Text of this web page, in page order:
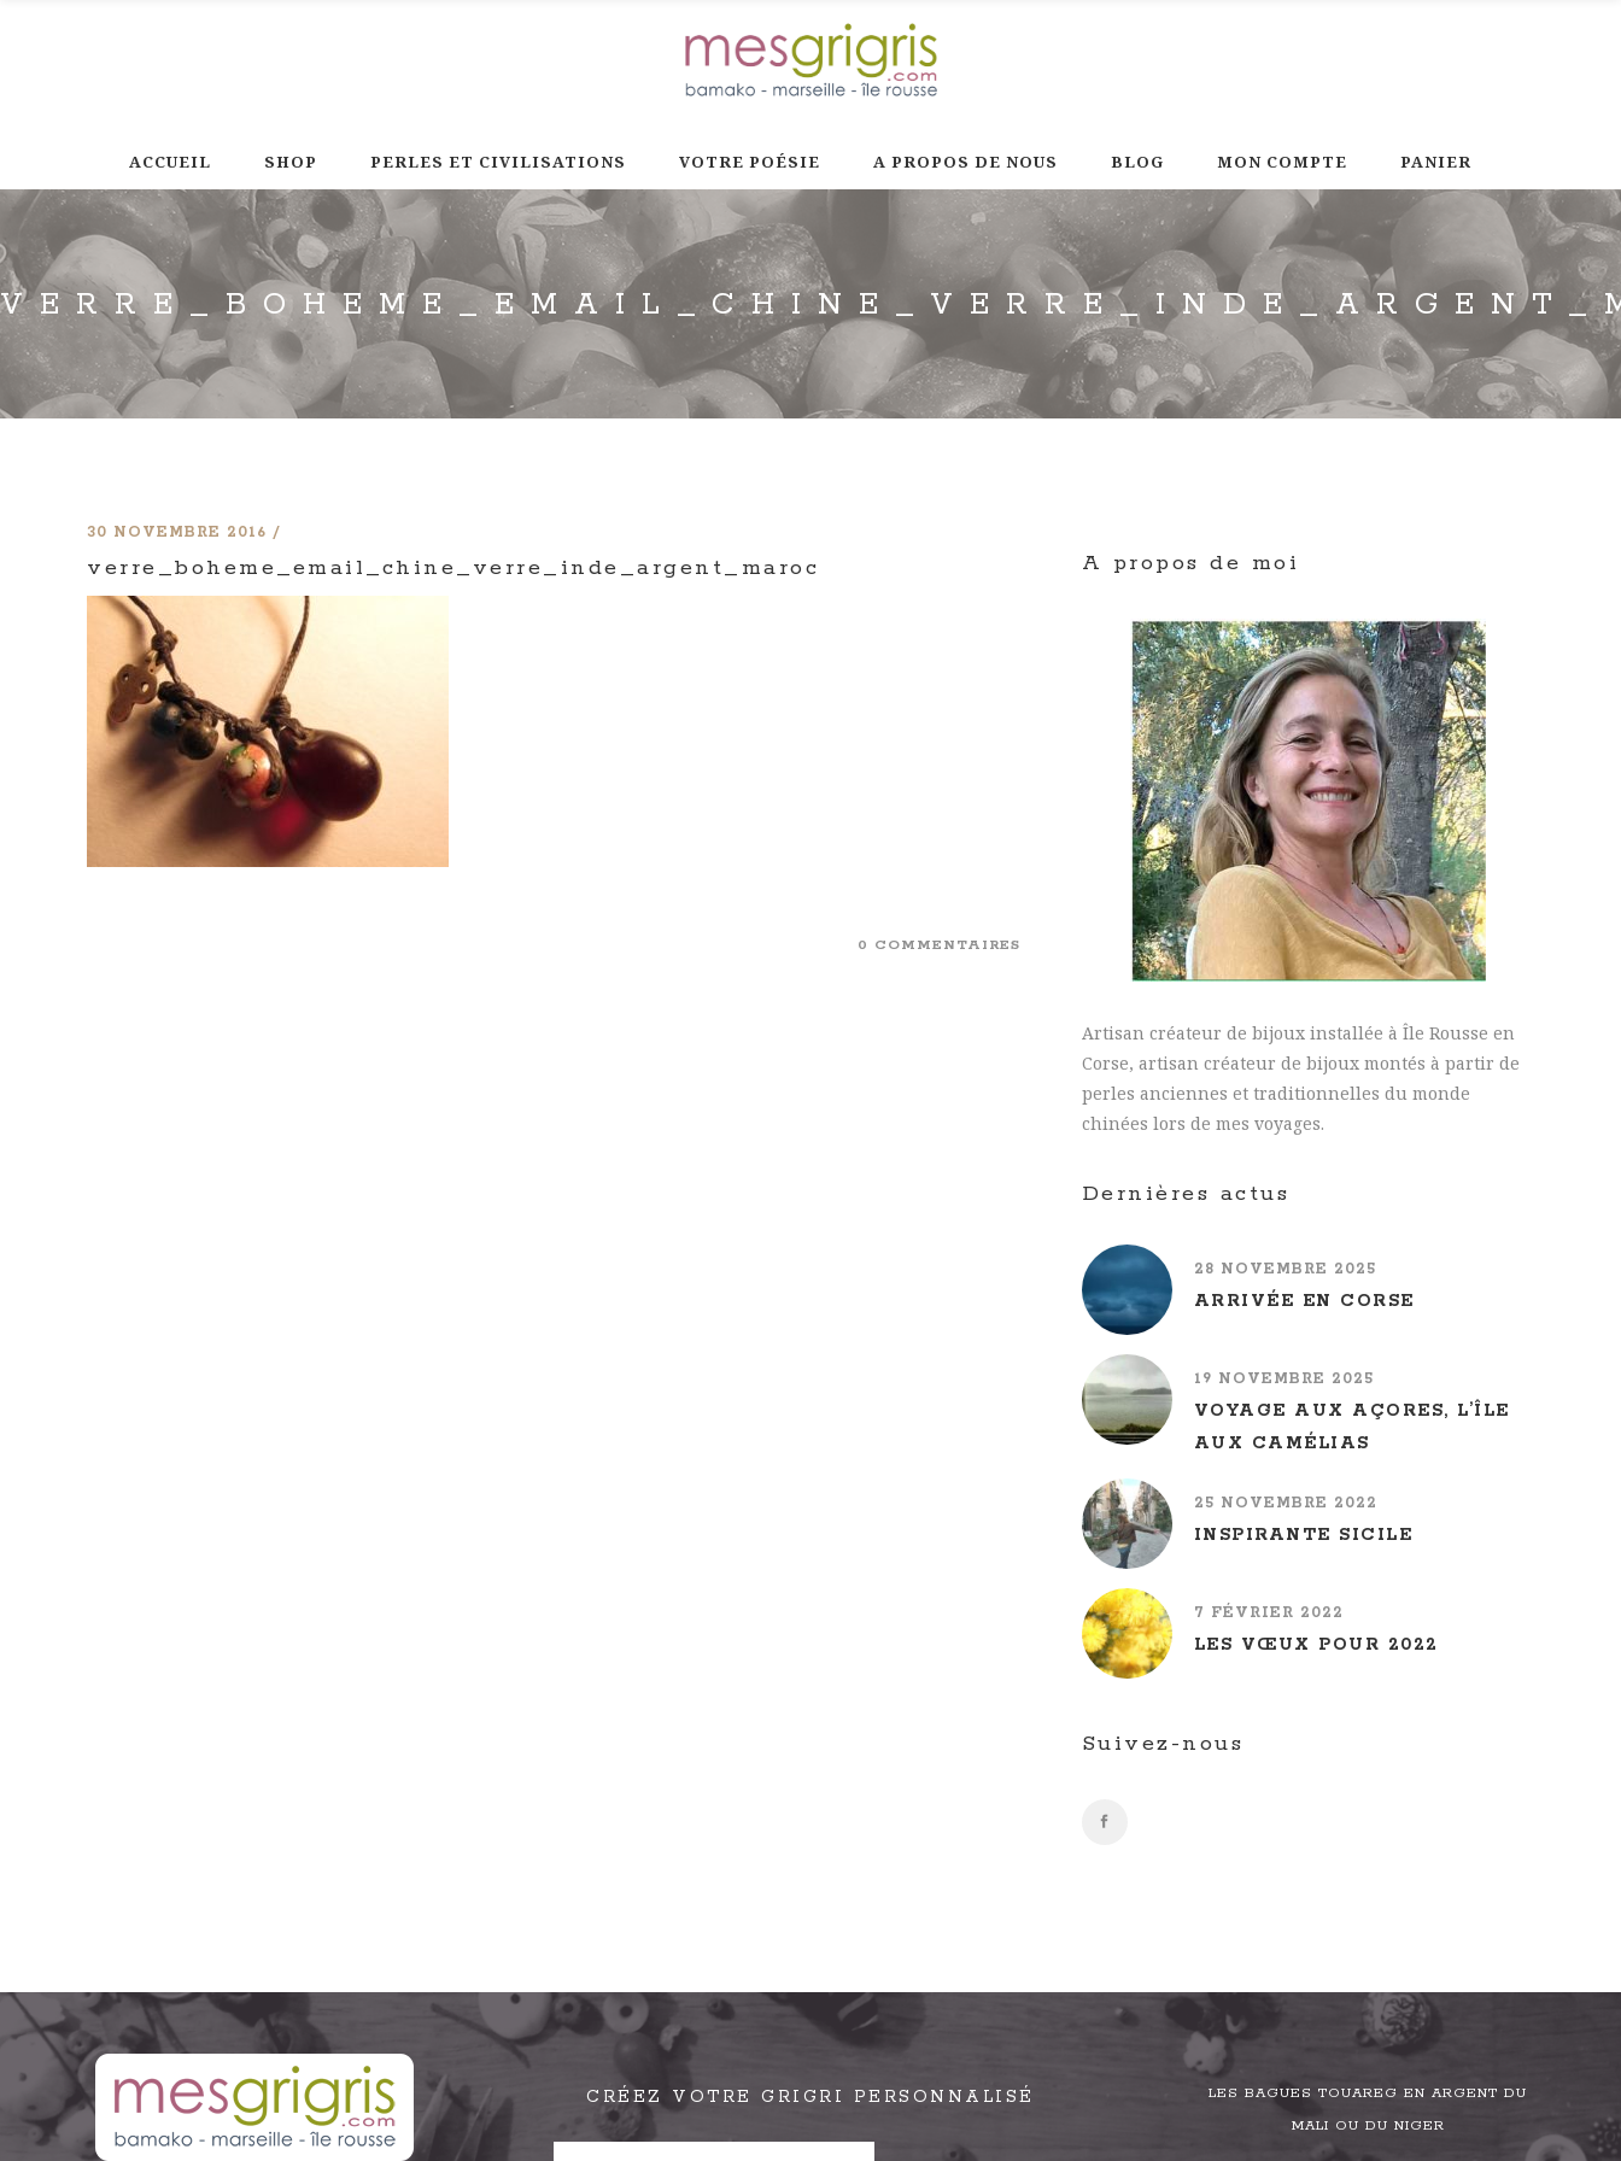
ACCUEIL SHOP PERLES ET CIVILISATIONS VOTRE POÉSIE A PROPOS DE NOUS BLOG MON COMPTE PANIER
30 NOVEMBRE 2016
verre_boheme_email_chine_verre_inde_argent_maroc
0 COMMENTAIRES
A propos de moi
Artisan créateur de bijoux installée à Île Rousse en
Corse, artisan créateur de bijoux montés à partir de
perles anciennes et traditionnelles du monde
chinées lors de mes voyages.
Dernières actus
28 NOVEMBRE 2025
ARRIVÉE EN CORSE
19 NOVEMBRE 2025
VOYAGE AUX AÇORES, L’ÎLE
AUX CAMÉLIAS
25 NOVEMBRE 2022
INSPIRANTE SICILE
7 FÉVRIER 2022
LES VŒUX POUR 2022
Suivez-nous
CRÉEZ VOTRE GRIGRI PERSONNALISÉ
LES BAGUES TOUAREG EN ARGENT DU
MALI OU DU NIGER